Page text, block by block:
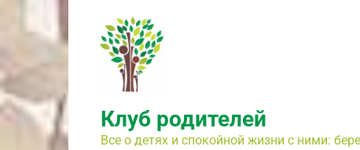
контенту
Клуб родителей
Все о детях и спокойной жизни с ними: